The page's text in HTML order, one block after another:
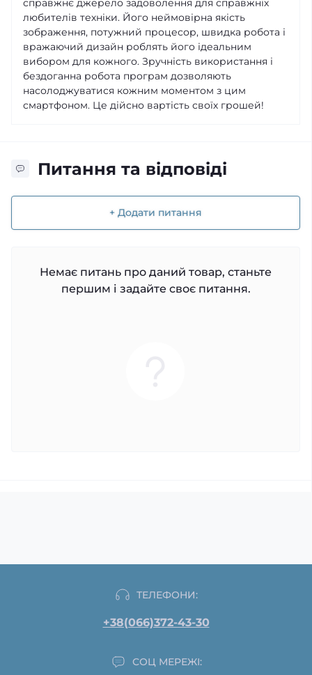
любителів техніки. Його неймовірна якість
зображення, потужний процесор, швидка робота і
вражаючий дизайн роблять його ідеальним
вибором для кожного. Зручність використання і
бездоганна робота програм дозволяють
насолоджуватися кожним моментом з цим
смартфоном. Це дійсно вартість своїх грошей!
Питання та відповіді
+ Додати питання
Немає питань про даний товар, станьте
першим і задайте своє питання.
ТЕЛЕФОНИ:
+38(066)372-43-30
СОЦ МЕРЕЖІ: